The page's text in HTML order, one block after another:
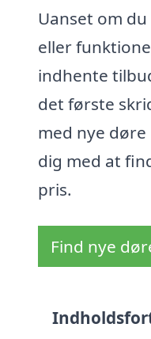
Uanset om
eller
indhente
det første
med nye
dig med at
pris.
Find nye